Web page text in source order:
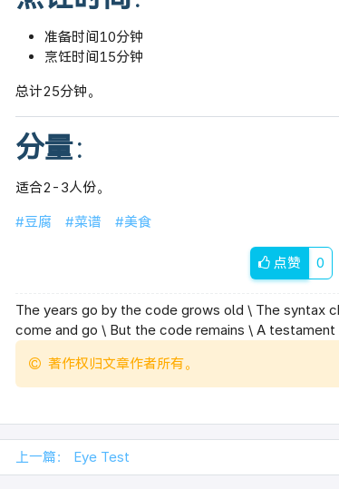
准备时间10分钟
烹饪时间15分钟
总计25分钟。
分量：
适合2-3人份。
#豆腐
#菜谱 #美食
点赞 0
The years go by the code grows old \ The syntax
come and go \ But the code remains \ A testament
著作权归文章作者所有。
上一篇： Eye Test